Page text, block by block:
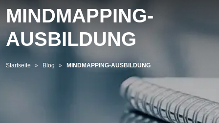
MINDMAPPING-
AUSBILDUNG
Startseite Blog MINDMAPPING-AUSBILDUNG